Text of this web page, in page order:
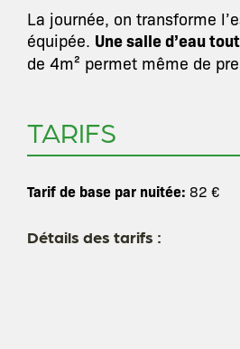
La journée, on transforme
équipée. Une salle d’eau
de 4m² permet même de
TARIFS
Tarif de base par nuitée: 82 €
Détails des tarifs :